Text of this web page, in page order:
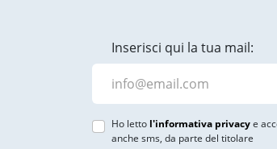
Inserisci qui la tua mail:
Ho letto l'informativa privacye
anche sms, da parte del titolare